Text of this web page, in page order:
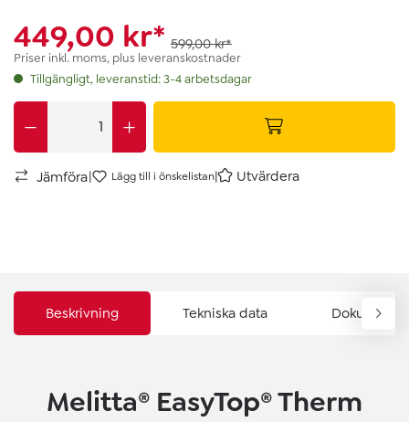
449,00 kr* 599,00 kr*
Priser inkl. moms, plus leveranskostnader
Tillgängligt, leveranstid: 3-4 arbetsdagar
Jämföra| Lägg till i önskelistan| Utvärdera
Beskrivning Tekniska data Dokument
Melitta® EasyTop® Therm